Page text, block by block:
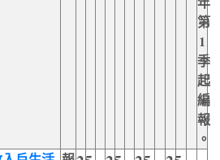
第
1
季
起
編
報
。